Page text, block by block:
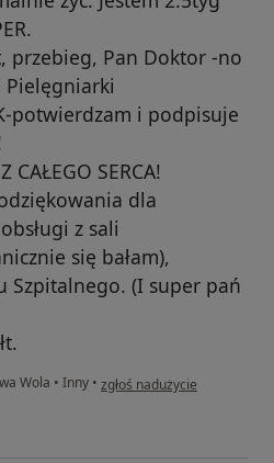
przebieg, Pan Doktor -no
Pielęgniarki
potwierdzam i podpisuje
CAŁEGO SERCA!
dla
z sali
się bałam),
Szpitalnego. (I super pań
Wola • Inny • w opinii użytkownika Ewelina
zgłoś nadużycie